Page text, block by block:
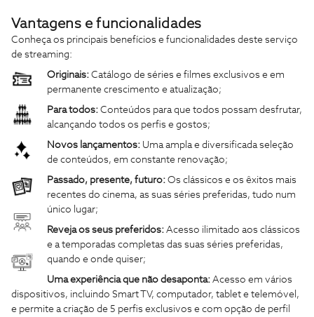
Vantagens e funcionalidades
Conheça os principais benefícios e funcionalidades deste serviço
de streaming:
Originais: Catálogo de séries e filmes exclusivos e em
permanente crescimento e atualização;
Para todos: Conteúdos para que todos possam desfrutar,
alcançando todos os perfis e gostos;
Novos lançamentos: Uma ampla e diversificada seleção
de conteúdos, em constante renovação;
Passado, presente, futuro: Os clássicos e os êxitos mais
recentes do cinema, as suas séries preferidas, tudo num
único lugar;
Reveja os seus preferidos: Acesso ilimitado aos clássicos
e a temporadas completas das suas séries preferidas,
quando e onde quiser;
Uma experiência que não desaponta: Acesso em vários
dispositivos, incluindo Smart TV, computador, tablet e telemóvel,
e permite a criação de 5 perfis exclusivos e com opção de perfil